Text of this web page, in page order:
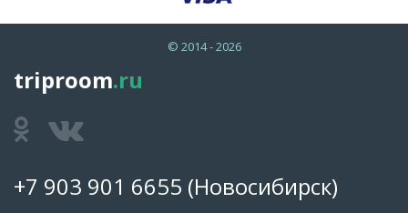
© 2014 - 2026
triproom.ru
+7 903 901 6655 (Новосибирск)